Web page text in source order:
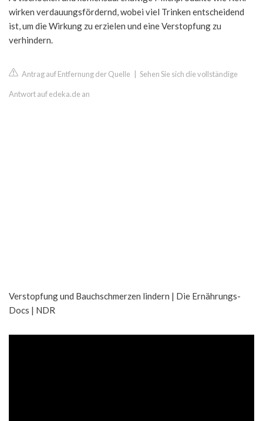
wirken verdauungsfördernd, wobei viel Trinken entscheidend
ist, um die Wirkung zu erzielen und eine Verstopfung zu
verhindern.
Antrag auf Entfernung der Quelle Sehen Sie sich die vollständige
Antwort auf edeka.de an
Verstopfung und Bauchschmerzen lindern | Die Ernährungs-
Docs | NDR